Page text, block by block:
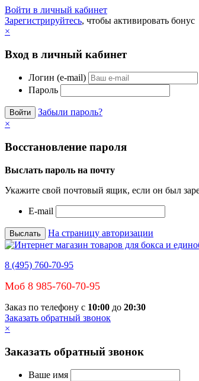
Войти в личный кабинет
Зарегистрируйтесь, чтобы активировать бонус
×
Вход в личный кабинет
Логин (e-mail)
Пароль
Забыли пароль?
×
Восстановление пароля
Выслать пароль на почту
Укажите свой почтовый ящик, если он был
E-mail
На страницу авторизации
8 (495) 760-70-95
Моб 8 985-760-70-95
Заказ по телефону с 10:00 до 20:30
Заказать обратный звонок
×
Заказать обратный звонок
Ваше имя